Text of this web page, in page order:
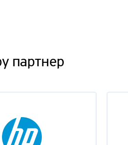
партнер